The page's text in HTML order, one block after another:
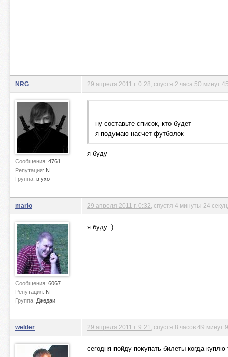
NRG
Сообщения: 4761
Репутация: N
Группа: в ухо
29 апреля 2011 г. 0:28 , спустя 2 часа 50 минут
ну составьте список, кто будет
я подумаю насчет футболок
я буду
mario
Сообщения: 6067
Репутация: N
Группа: Джедаи
29 апреля 2011 г. 0:32 , спустя 4 минуты 24
я буду :)
welder 29 апреля 2011 г. 9:21 , спустя 8 часов 49 минут
сегодня пойду покупать билеты когда